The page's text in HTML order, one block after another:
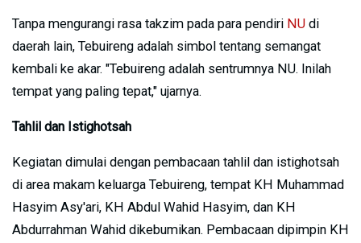
Tanpa mengurangi rasa takzim pada para pendiri NU di
daerah lain, Tebuireng adalah simbol tentang semangat
kembali ke akar. "Tebuireng adalah sentrumnya NU. Inilah
tempat yang paling tepat," ujarnya.
Tahlil dan Istighotsah
Kegiatan dimulai dengan pembacaan tahlil dan istighotsah
di area makam keluarga Tebuireng, tempat KH Muhammad
Hasyim Asy'ari, KH Abdul Wahid Hasyim, dan KH
Abdurrahman Wahid dikebumikan. Pembacaan dipimpin KH